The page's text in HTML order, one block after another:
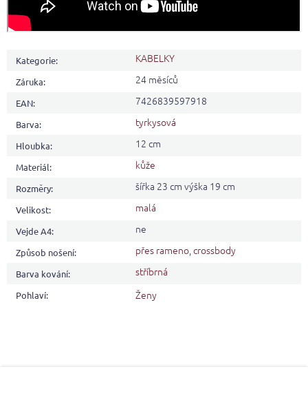
Kategorie: KABELKY
Záruka: 24 měsíců
EAN: 7426839597918
Barva: tyrkysová
Hloubka: 12 cm
Materiál: kůže
Rozměry: šířka 23 cm výška 19 cm
Velikost: malá
Vejde A4: ne
Způsob nošení: přes rameno,crossbody
Barva kování: stříbrná
Pohlaví: Ženy